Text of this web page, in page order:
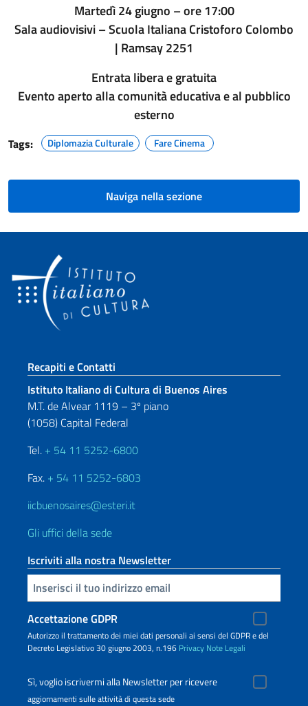
Martedì 24 giugno – ore 17:00
Sala audiovisivi – Scuola Italiana Cristoforo Colombo
| Ramsay 2251
Entrata libera e gratuita
Evento aperto alla comunità educativa e al pubblico
esterno
Tags: Diplomazia Culturale Fare Cinema
Naviga nella sezione
Sezione footer
Recapiti e Contatti
Istituto Italiano di Cultura di Buenos Aires
M.T. de Alvear 1119 – 3º piano
(1058) Capital Federal
Tel. + 54 11 5252-6800
Fax. + 54 11 5252-6803
iicbuenosaires@esteri.it
Gli uffici della sede
Iscriviti alla nostra Newsletter
Inserisci la tua email
Accettazione GDPR
Autorizzo il trattamento dei miei dati personali ai sensi del GDPR e del
Decreto Legislativo 30 giugno 2003, n.196 Privacy Note Legali
Sì, voglio iscrivermi alla Newsletter per ricevere
aggiornamenti sulle attività di questa sede